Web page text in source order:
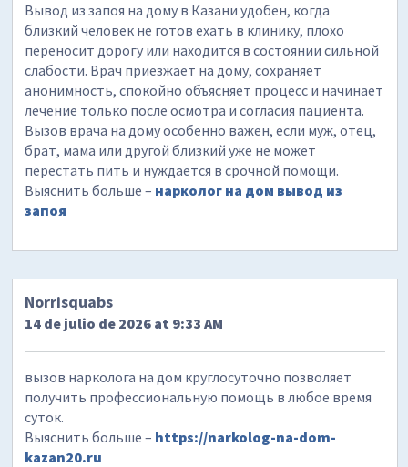
Вывод из запоя на дому в Казани удобен, когда
близкий человек не готов ехать в клинику, плохо
переносит дорогу или находится в состоянии сильной
слабости. Врач приезжает на дому, сохраняет
анонимность, спокойно объясняет процесс и начинает
лечение только после осмотра и согласия пациента.
Вызов врача на дому особенно важен, если муж, отец,
брат, мама или другой близкий уже не может
перестать пить и нуждается в срочной помощи.
Выяснить больше – нарколог на дом вывод из
запоя
Norrisquabs
14 de julio de 2026 at 9:33 AM
вызов нарколога на дом круглосуточно позволяет
получить профессиональную помощь в любое время
суток.
Выяснить больше – https://narkolog-na-dom-
kazan20.ru